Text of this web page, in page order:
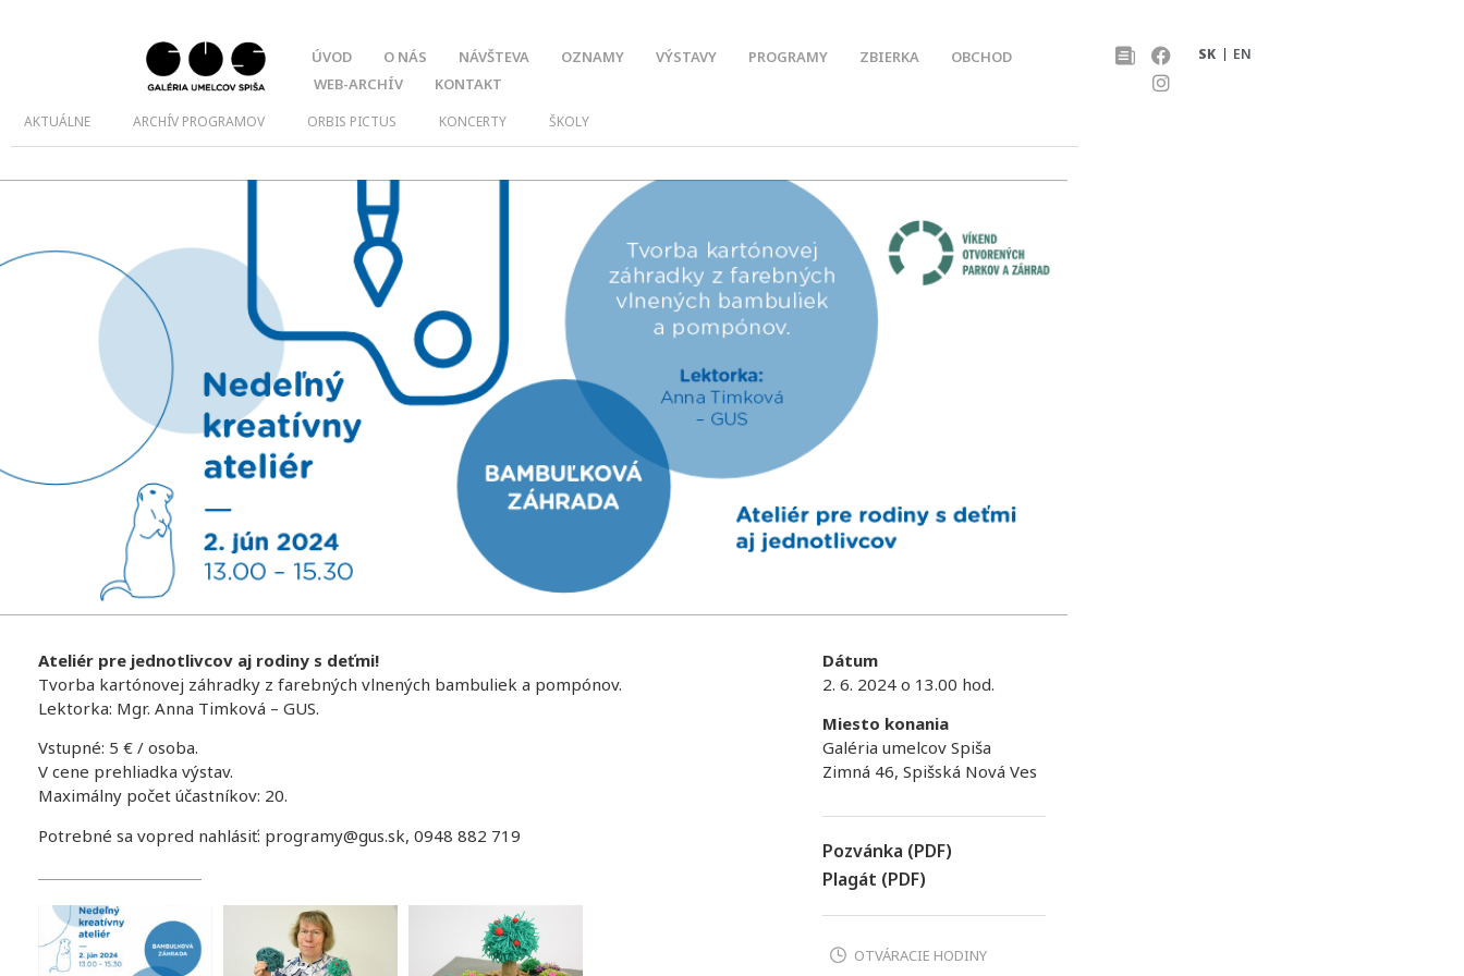
ÚVOD O NÁS NÁVŠTEVA OZNAMY VÝSTAVY PROGRAMY ZBIERKA
OBCHOD
WEB-ARCHÍV
KONTAKT
SK EN
AKTUÁLNE ARCHÍV PROGRAMOV ORBIS PICTUS KONCERTY ŠKOLY
Ateliér pre jednotlivcov aj rodiny s deťmi!
Tvorba kartónovej záhradky z farebných vlnených bambuliek a pompónov.
Lektorka: Mgr. Anna Timková – GUS.
Vstupné: 5 € / osoba.
V cene prehliadka výstav.
Maximálny počet účastníkov: 20.
Potrebné sa vopred nahlásiť: programy@gus.sk, 0948 882 719
Dátum
2. 6. 2024 o 13.00 hod.
Miesto konania
Galéria umelcov Spiša
Zimná 46, Spišská Nová Ves
Pozvánka (PDF)
Plagát (PDF)
OTVÁRACIE HODINY